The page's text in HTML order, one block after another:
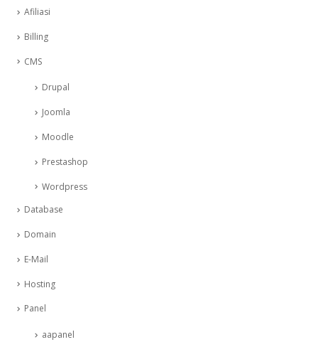
Afiliasi
Billing
CMS
Drupal
Joomla
Moodle
Prestashop
Wordpress
Database
Domain
E-Mail
Hosting
Panel
aapanel